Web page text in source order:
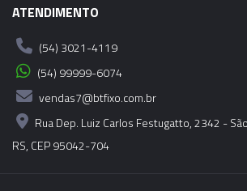
ATENDIMENTO
(54) 3021-4119
(54) 99999-6074
vendas7@btfixo.com.br
Rua Dep. Luiz Carlos Festugatto, 2342 -
RS, CEP 95042-704